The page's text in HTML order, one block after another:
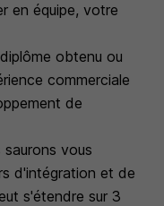
en équipe, votre
obtenu ou
commerciale
de
vous
d'intégration et de
s'étendre sur 3